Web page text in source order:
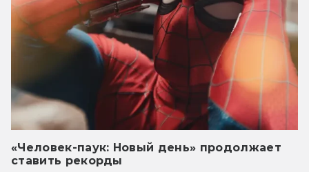
«Человек-паук: Новый день» продолжает
ставить рекорды